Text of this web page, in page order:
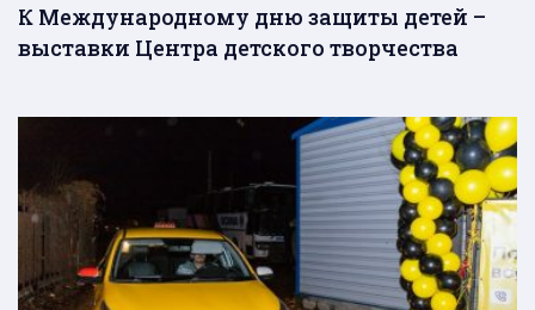
К Международному дню защиты детей –
выставки Центра детского творчества